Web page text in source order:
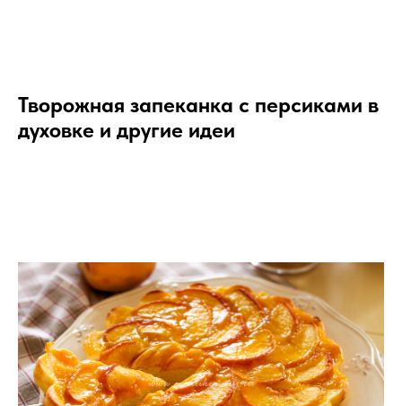
Творожная запеканка с персиками в
духовке и другие идеи